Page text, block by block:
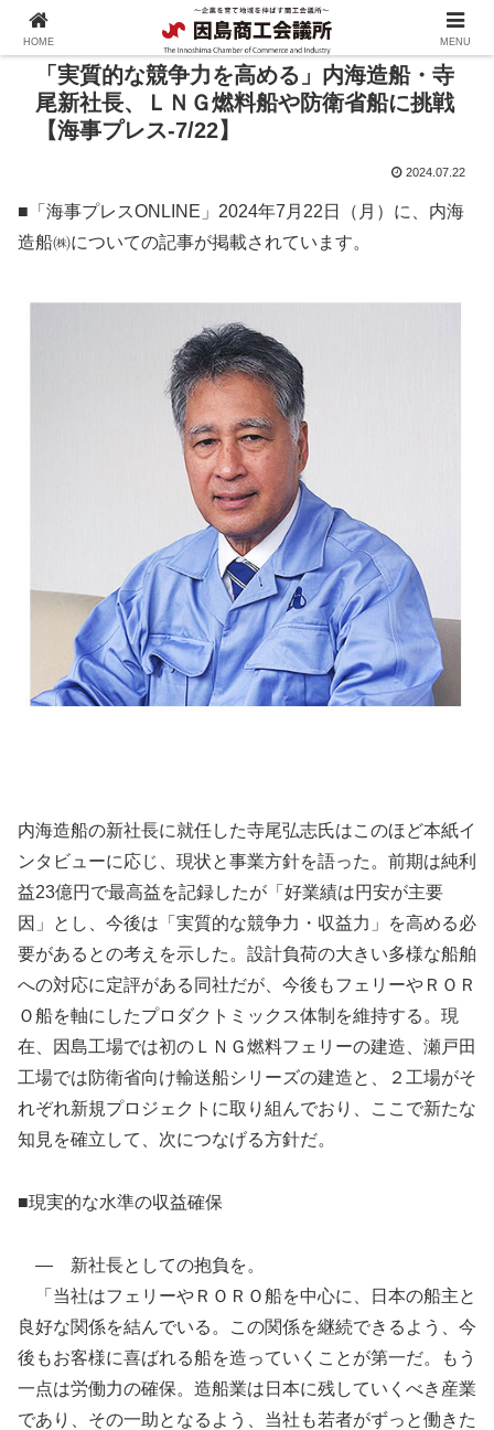
「実質的な競争力を高める」内海造船・寺
尾新社長、ＬＮＧ燃料船や防衛省船に挑戦
【海事プレス-7/22】
2024.07.22
■「海事プレスONLINE」2024年7月22日（月）に、内海
造船㈱についての記事が掲載されています。
内海造船の新社長に就任した寺尾弘志氏はこのほど本紙イ
ンタビューに応じ、現状と事業方針を語った。前期は純利
益23億円で最高益を記録したが「好業績は円安が主要
因」とし、今後は「実質的な競争力・収益力」を高める必
要があるとの考えを示した。設計負荷の大きい多様な船舶
への対応に定評がある同社だが、今後もフェリーやＲＯＲ
Ｏ船を軸にしたプロダクトミックス体制を維持する。現
在、因島工場では初のＬＮＧ燃料フェリーの建造、瀬戸田
工場では防衛省向け輸送船シリーズの建造と、２工場がそ
れぞれ新規プロジェクトに取り組んでおり、ここで新たな
知見を確立して、次につなげる方針だ。
■現実的な水準の収益確保
— 新社長としての抱負を。
「当社はフェリーやＲＯＲＯ船を中心に、日本の船主と
良好な関係を結んでいる。この関係を継続できるよう、今
後もお客様に喜ばれる船を造っていくことが第一だ。もう
一点は労働力の確保。造船業は日本に残していくべき産業
であり、その一助となるよう、当社も若者がずっと働きた
HOME MENU